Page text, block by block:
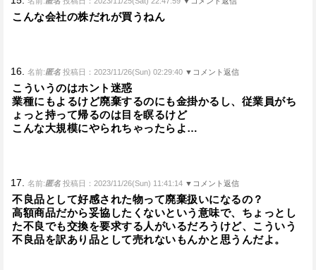
こんな会社の株だれが買うねん
16. 名前:匿名 投稿日：2023/11/26(Sun) 02:29:40 ▼コメント返信
こういうのはホント迷惑
業種にもよるけど廃棄するのにも金掛かるし、従業員がち
ょっと持って帰るのは目を瞑るけど
こんな大規模にやられちゃったらよ…
17. 名前:匿名 投稿日：2023/11/26(Sun) 11:41:14 ▼コメント返信
不良品として好感された物って廃棄扱いになるの？
高額商品だから妥協したくないという意味で、ちょっとし
た不良でも交換を要求する人がいるだろうけど、こういう
不良品を訳あり品として売れないもんかと思うんだよ。